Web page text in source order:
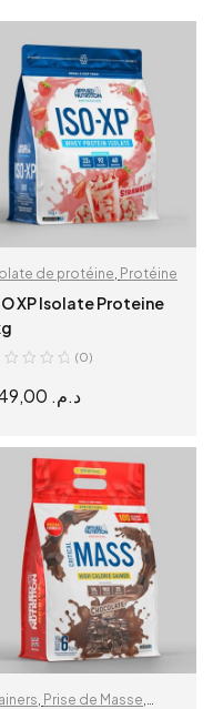
de protéine, Protéine
XP Isolate Proteine
(0)
د.م.
SELECT OPTIONS
Prise de Masse